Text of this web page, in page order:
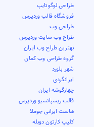
طراحی لوگوتایپ
فروشگاه قالب وردپرس
طراحی وب
طراح وب سایت وردپرس
بهترین طراح وب ایران
گروه طراحی وب کمان
شهر بلورد
ایرانگردی
چهارگوشه ایران
قالب ریسپانسیو وردپرس
هاست ایرانی جوملا
کلیپ کارتون دوبله